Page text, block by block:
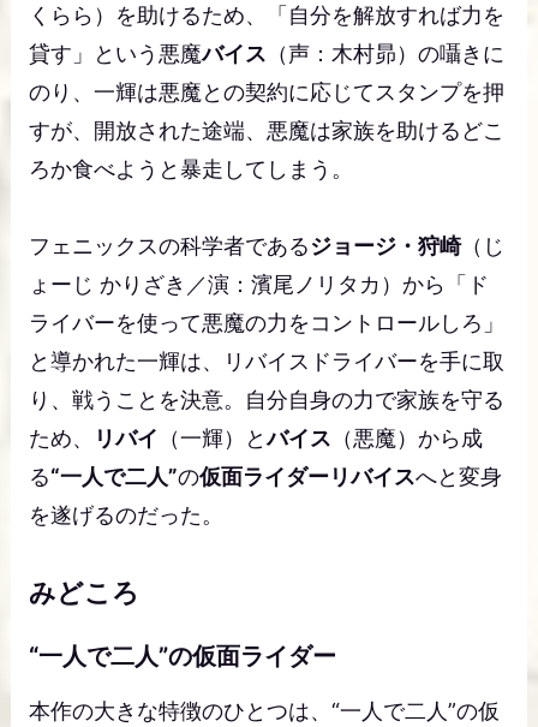
くらら）を助けるため、「自分を解放すれば力を
貸す」という悪魔バイス （声：木村昴）の囁きに
のり、一輝は悪魔との契約に応じてスタンプを押
すが、開放された途端、悪魔は家族を助けるどこ
ろか食べようと暴走してしまう。
フェニックスの科学者であるジョージ・狩崎（じ
ょーじ かりざき／演：濱尾ノリタカ）から「ド
ライバーを使って悪魔の力をコントロールしろ」
と導かれた一輝は、リバイスドライバーを手に取
り、戦うことを決意。自分自身の力で家族を守る
ため、
リバイ （一輝）とバイス （悪魔）から成
る“一人で二人”の仮面ライダーリバイスへと変身
を遂げるのだった。
みどころ
“一人で二人”の仮面ライダー
本作の大きな特徴のひとつは、“一人で二人”の仮